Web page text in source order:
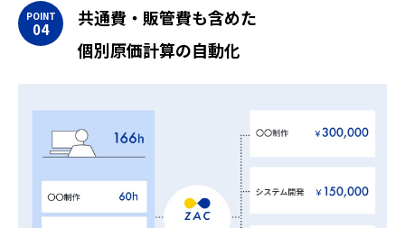
共通費・販管費も含めた
個別原価計算の自動化